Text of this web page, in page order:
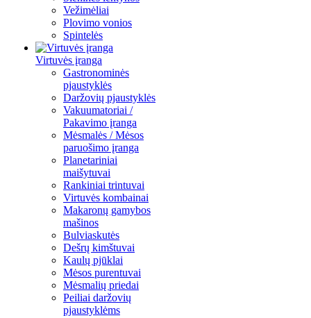
Vežimėliai
Plovimo vonios
Spintelės
Virtuvės įranga
Gastronominės
pjaustyklės
Daržovių pjaustyklės
Vakuumatoriai /
Pakavimo įranga
Mėsmalės / Mėsos
paruošimo įranga
Planetariniai
maišytuvai
Rankiniai trintuvai
Virtuvės kombainai
Makaronų gamybos
mašinos
Bulviaskutės
Dešrų kimštuvai
Kaulų pjūklai
Mėsos purentuvai
Mėsmalių priedai
Peiliai daržovių
pjaustyklėms